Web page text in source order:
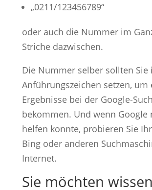
„0211/123456789“
oder auch die Nummer im
Striche dazwischen.
Die Nummer selber sollten Sie
Anführungszeichen setzen, um
Ergebnisse bei der Google-
bekommen. Und wenn Google
helfen konnte, probieren Sie
Bing oder anderen
Internet.
Sie möchten